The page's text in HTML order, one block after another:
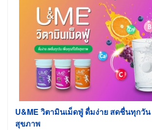
U&ME วิตามินเม็ดฟู่ ดื่มง่าย สดชื่นทุกวั
สุขภาพ